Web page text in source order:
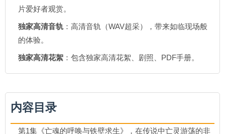
片爱好者观赏。
独家高清音轨 ：高清音轨（WAV超采），带来如临现场般
的体验。
独家高清花絮 ：包含独家高清花絮、剧照、PDF手册。
内容目录
第1集《亡魂的呼唤与铁壁求生》，在传说中亡灵游荡的非